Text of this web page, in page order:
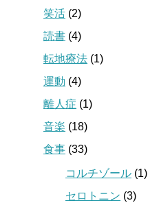
笑活 (2)
読書 (4)
転地療法 (1)
運動 (4)
離人症 (1)
音楽 (18)
食事 (33)
コルチゾール (1)
セロトニン (3)